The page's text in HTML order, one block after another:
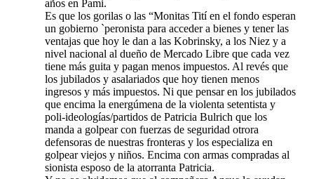
años en Pami.
Es que los gorilas o las “Monitas Tití en el fondo esperan
un gobierno `peronista para acceder a bienes y tener las
ventajas que hoy le dan a las Kobrinsky, a los Niez y a
nivel nacional al dueño de Mercado Libre que cada vez
tiene más guita y pagan menos impuestos. Al revés que
los jubilados y asalariados que hoy tienen menos
ingresos y más impuestos. Ni que pensar en los jubilados
que encima la energúmena de la violenta setentista y
poli-ideologías/partidos de Patricia Bulrich que los
manda a golpear con fuerzas de seguridad otrora
defensoras de nuestras fronteras y los especializa en
golpear viejos y niños. Encima con armas compradas al
sionista esposo de la atorranta Patricia.